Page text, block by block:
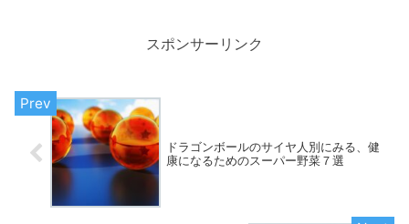
スポンサーリンク
ドラゴンボールのサイヤ人別にみる、健
康になるためのスーパー野菜７選